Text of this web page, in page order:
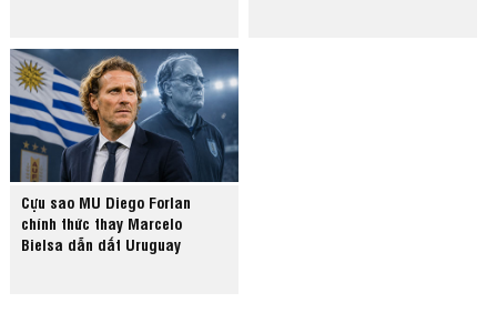
Cựu sao MU Diego Forlan
chính thức thay Marcelo
Bielsa dẫn dắt Uruguay